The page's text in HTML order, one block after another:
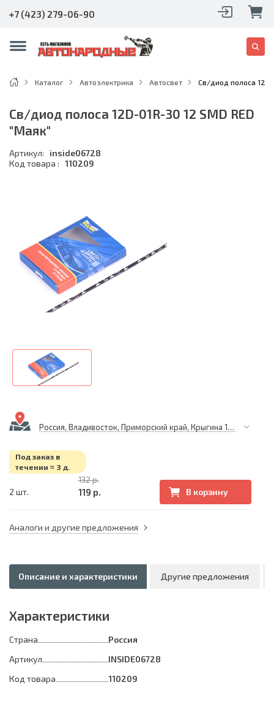
+7 (423) 279-06-90
Каталог Автоэлектрика Автосвет Св/диод полоса 12D-
Св/диод полоса 12D-01R-30 12 SMD RED
"Маяк"
Артикул:
inside06728
Код товара : 110209
Россия, Владивосток, Приморский край, Крыгина 105
Под заказ в
течении ≈ 3 д.
2 шт.
132 р.
119 р. В корзину
Аналоги и другие предложения
Описание и характеристики Другие предложения
Характеристики
Страна
Россия
Артикул
INSIDE06728
Код товара
110209